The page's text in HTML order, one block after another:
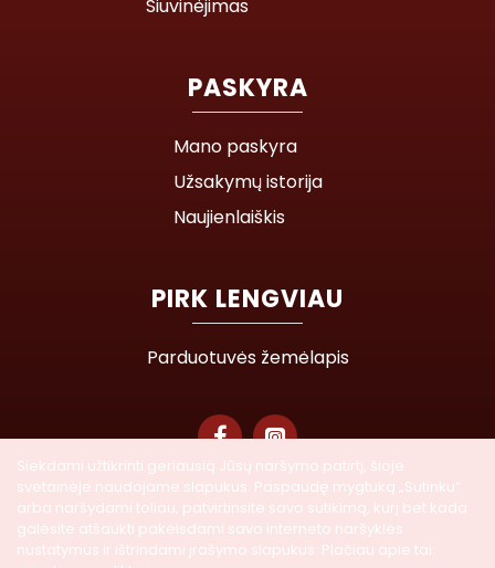
Siekdami užtikrinti geriausią Jūsų naršymo patirtį, šioje
svetainėje naudojame slapukus. Paspaudę mygtuką „Sutinku“
arba naršydami toliau, patvirtinsite savo sutikimą, kurį bet kada
galėsite atšaukti pakeisdami savo interneto naršyklės
nustatymus ir ištrindami įrašymo slapukus. Plačiau apie tai:
Siuvinėjimas
PASKYRA
Mano paskyra
Užsakymų istorija
Naujienlaiškis
PIRK LENGVIAU
Parduotuvės žemėlapis
© 2026 Lasegra UAB. Visos teisės saugomos